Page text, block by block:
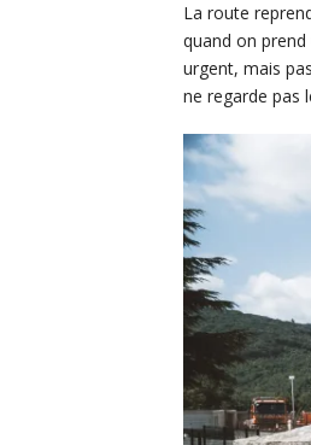
La route
quand on prend
urgent, mais
ne regarde pas